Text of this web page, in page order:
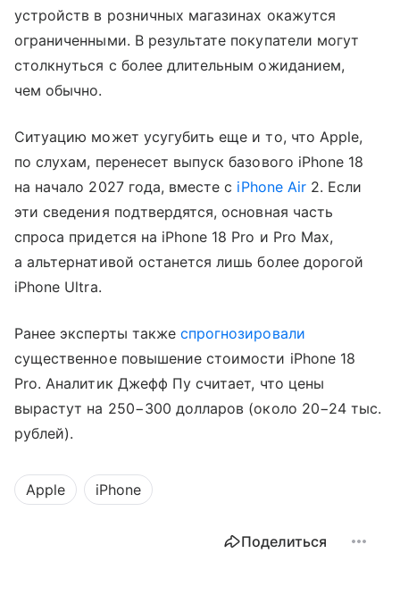
устройств в розничных магазинах окажутся
ограниченными. В результате покупатели могут
столкнуться с более длительным ожиданием,
чем обычно.
Ситуацию может усугубить еще и то, что Apple,
по слухам, перенесет выпуск базового iPhone 18
на начало 2027 года, вместе с iPhone Air2. Если
эти сведения подтвердятся, основная часть
спроса придется на iPhone 18 Pro и Pro Max,
а альтернативой останется лишь более дорогой
iPhone Ultra.
Ранее эксперты такжеспрогнозировали
существенное повышение стоимости iPhone 18
Pro. Аналитик Джефф Пу считает, что цены
вырастут на 250−300 долларов (около 20−24 тыс.
рублей).
Apple iPhone
Поделиться